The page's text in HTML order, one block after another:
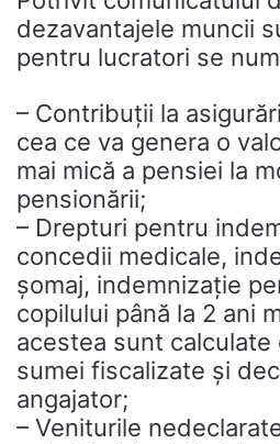
dezavantajele muncii
pentru lucratori se
– Contribuții la
cea ce va genera o
mai mică a pensiei la
pensionării;
– Drepturi pentru
concedii medicale,
șomaj, indemnizație
copilului până la 2 ani
acestea sunt calculate
sumei fiscalizate și
angajator;
– Veniturile